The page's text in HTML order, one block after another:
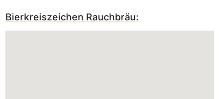
Bierkreiszeichen Rauchbräu: